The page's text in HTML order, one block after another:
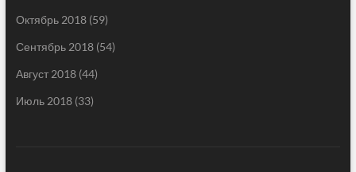
Октябрь 2018(59)
Сентябрь 2018(54)
Август 2018(44)
Июль 2018(33)